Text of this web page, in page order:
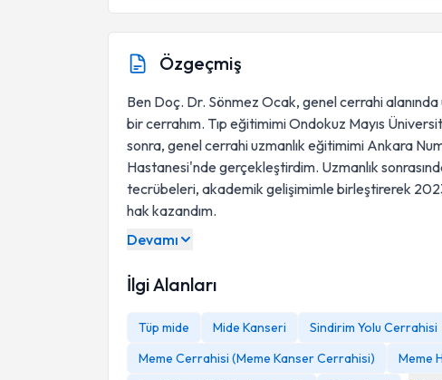
Özgeçmiş
Ben Doç. Dr. Sönmez Ocak, genel cerrahi
bir cerrahım. Tıp eğitimimi Ondokuz Mayıs
sonra, genel cerrahi uzmanlık eğitimimi Ankara
Hastanesi'nde gerçekleştirdim. Uzmanlık
tecrübeleri, akademik gelişimimle birleştirerek 2023
hak kazandım.
Devamı
İlgi Alanları
Tüp mide Mide Kanseri Sindirim Yolu Cerrahisi
Meme Cerrahisi (Meme Kanser Cerrahisi)
Meme